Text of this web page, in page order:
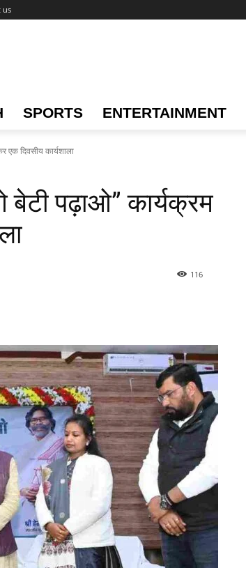
us
SPORTS ENTERTAINMENT
दिवसीय कार्यशाला
पढ़ाओ” कार्यक्रम
116